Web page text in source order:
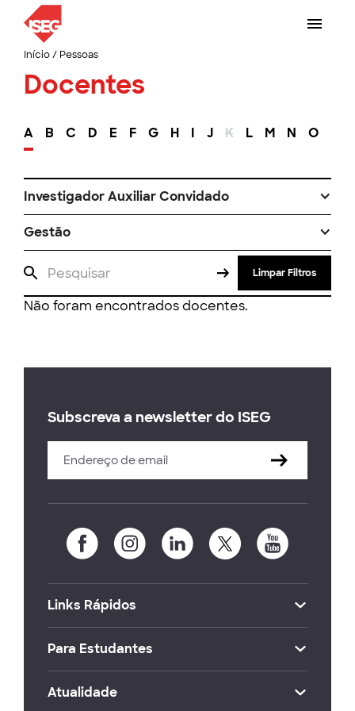
Início/ Pessoas
Docentes
A B C D E F G H I J K L M N O
Investigador Auxiliar Convidado
Gestão
Limpar Filtros
Não foram encontrados docentes.
Subscreva a newsletter do ISEG
Links Rápidos
Para Estudantes
Atualidade